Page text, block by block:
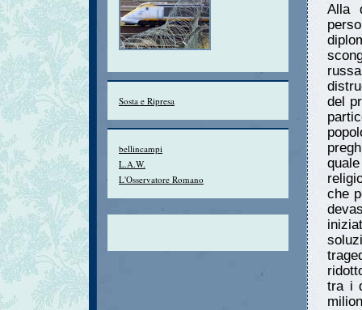
Alla
del
che
tra i
Sosta e Ripresa
bellincampi
L.A.W.
L'Osservatore Romano